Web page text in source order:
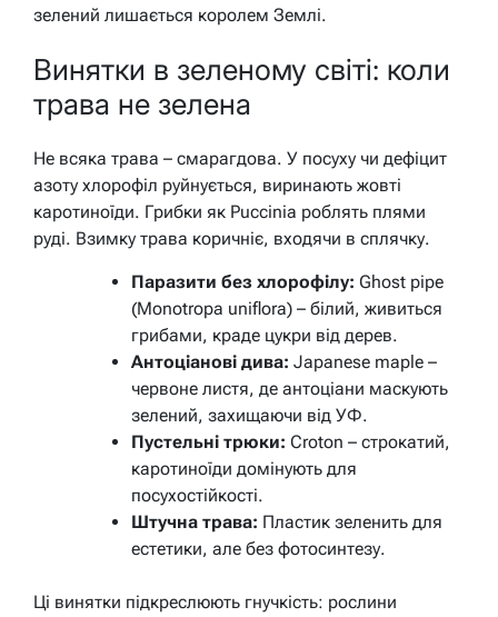
зелений лишається королем Землі.
Винятки в зеленому світі: коли
трава не зелена
Не всяка трава – смарагдова. У посуху чи дефіцит
азоту хлорофіл руйнується, виринають жовті
каротиноїди. Грибки як Puccinia роблять плями
руді. Взимку трава коричніє, входячи в сплячку.
Паразити без хлорофілу: Ghost pipe
(Monotropa uniflora) – білий, живиться
грибами, краде цукри від дерев.
Антоціанові дива: Japanese maple –
червоне листя, де антоціани маскують
зелений, захищаючи від УФ.
Пустельні трюки: Croton – строкатий,
каротиноїди домінують для
посухостійкості.
Штучна трава: Пластик зеленить для
естетики, але без фотосинтезу.
Ці винятки підкреслюють гнучкість: рослини